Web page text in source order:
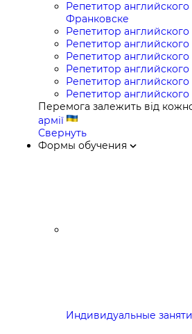
Репетитор
Франковске
Репетитор
Репетитор
Репетитор
Репетитор
Репетитор
Репетитор
Перемога залежить від
армії
Свернуть
Формы обучения
Индивидуальные